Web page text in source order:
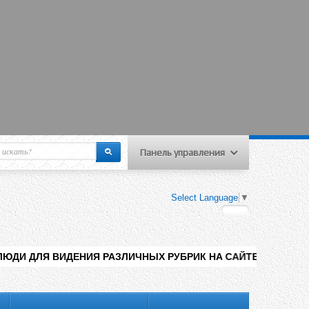
пользователя
на сайт
Панель управления
Select Language ▼
РАЗЛИЧНЫХ РУБРИК НА САЙТЕ , ДОБАВЛЕНИЯ